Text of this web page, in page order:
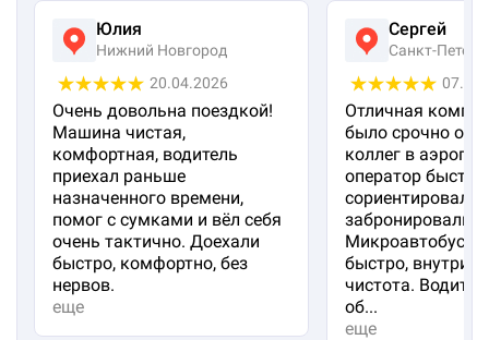
Юлия
Нижний Новгород
20.04.2026
Очень довольна поездкой!
Машина чистая,
комфортная, водитель
приехал раньше
назначенного времени,
помог с сумками и вёл себя
очень тактично. Доехали
быстро, комфортно, без
нервов.
еще
Сергей
Санкт-
Отличная
было срочно
коллег в
оператор быстро
сориентировал и
забронировали
Микроавтобус
быстро, внутри
чистота.
об...
еще